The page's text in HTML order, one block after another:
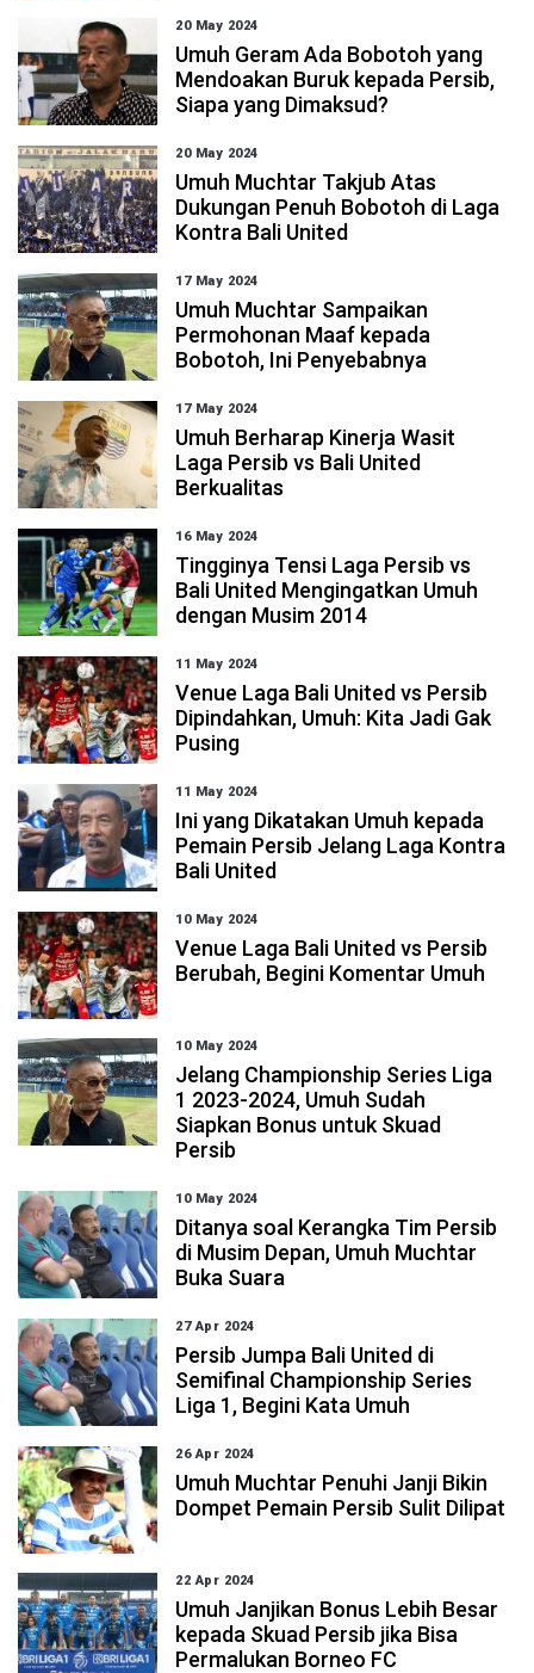
20 May 2024
Umuh Geram Ada Bobotoh yang
Mendoakan Buruk kepada Persib,
Siapa yang Dimaksud?
20 May 2024
Umuh Muchtar Takjub Atas
Dukungan Penuh Bobotoh di Laga
Kontra Bali United
17 May 2024
Umuh Muchtar Sampaikan
Permohonan Maaf kepada
Bobotoh, Ini Penyebabnya
17 May 2024
Umuh Berharap Kinerja Wasit
Laga Persib vs Bali United
Berkualitas
16 May 2024
Tingginya Tensi Laga Persib vs
Bali United Mengingatkan Umuh
dengan Musim 2014
11 May 2024
Venue Laga Bali United vs Persib
Dipindahkan, Umuh: Kita Jadi Gak
Pusing
11 May 2024
Ini yang Dikatakan Umuh kepada
Pemain Persib Jelang Laga Kontra
Bali United
10 May 2024
Venue Laga Bali United vs Persib
Berubah, Begini Komentar Umuh
10 May 2024
Jelang Championship Series Liga
1 2023-2024, Umuh Sudah
Siapkan Bonus untuk Skuad
Persib
10 May 2024
Ditanya soal Kerangka Tim Persib
di Musim Depan, Umuh Muchtar
Buka Suara
27 Apr 2024
Persib Jumpa Bali United di
Semifinal Championship Series
Liga 1, Begini Kata Umuh
26 Apr 2024
Umuh Muchtar Penuhi Janji Bikin
Dompet Pemain Persib Sulit Dilipat
22 Apr 2024
Umuh Janjikan Bonus Lebih Besar
kepada Skuad Persib jika Bisa
Permalukan Borneo FC